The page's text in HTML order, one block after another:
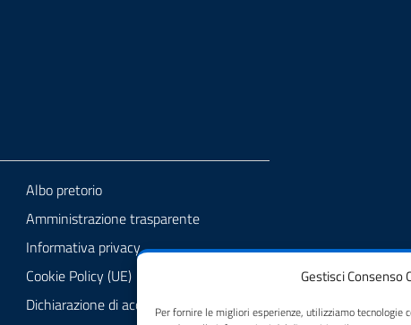
Gestisci Consenso
Per fornire le migliori esperienze, utilizziamo tecnologie
Albo pretorio
Amministrazione trasparente
Informativa privacy
Cookie Policy (UE)
Dichiarazione di accessibilità